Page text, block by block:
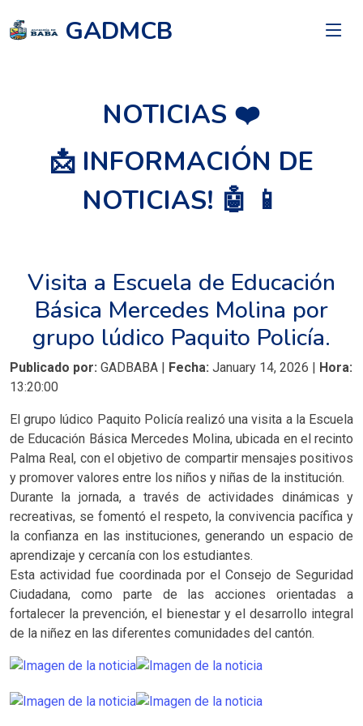
GADMCB
NOTICIAS ❤️
📩 INFORMACIÓN DE
NOTICIAS! 🤖 📱
Visita a Escuela de Educación
Básica Mercedes Molina por
grupo lúdico Paquito Policía.
Publicado por: GADBABA | Fecha: January 14, 2026 | Hora:
13:20:00
El grupo lúdico Paquito Policía realizó una visita a la Escuela
de Educación Básica Mercedes Molina, ubicada en el recinto
Palma Real, con el objetivo de compartir mensajes positivos
y promover valores entre los niños y niñas de la institución.
Durante la jornada, a través de actividades dinámicas y
recreativas, se fomentó el respeto, la convivencia pacífica y
la confianza en las instituciones, generando un espacio de
aprendizaje y cercanía con los estudiantes.
Esta actividad fue coordinada por el Consejo de Seguridad
Ciudadana, como parte de las acciones orientadas a
fortalecer la prevención, el bienestar y el desarrollo integral
de la niñez en las diferentes comunidades del cantón.